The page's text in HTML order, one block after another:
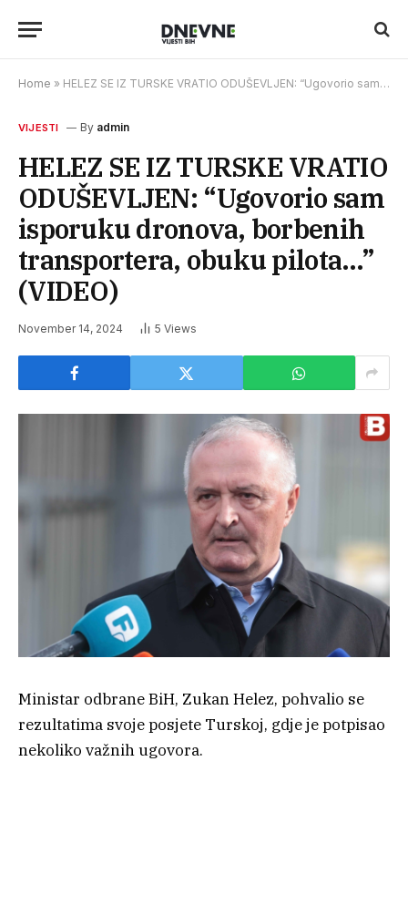
Home » HELEZ SE IZ TURSKE VRATIO ODUŠEVLJEN: “Ugovorio sam isporuku dronova, borbenih transportera, obuku pilota…” (VIDEO)
VIJESTI By admin
HELEZ SE IZ TURSKE VRATIO
ODUŠEVLJEN: “Ugovorio sam
isporuku dronova, borbenih
transportera, obuku pilota…”
(VIDEO)
November 14, 2024 5 Views
Ministar odbrane BiH, Zukan Helez, pohvalio se
rezultatima svoje posjete Turskoj, gdje je potpisao
nekoliko važnih ugovora.